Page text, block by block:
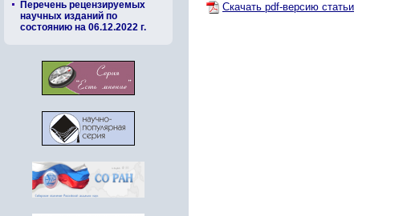
Перечень рецензируемых
научных изданий по
состоянию на 06.12.2022 г.
Скачать pdf-версию статьи